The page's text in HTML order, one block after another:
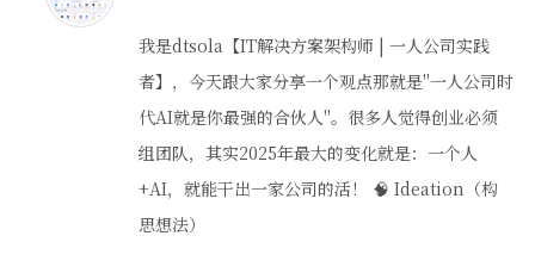
我是dtsola【IT解决方案架构师 | 一人公司实践
者】，今天跟大家分享一个观点那就是"一人公司时
代AI就是你最强的合伙人"。很多人觉得创业必须
组团队，其实2025年最大的变化就是：一个人
+AI，就能干出一家公司的活！ 🧠 Ideation（构
思想法）